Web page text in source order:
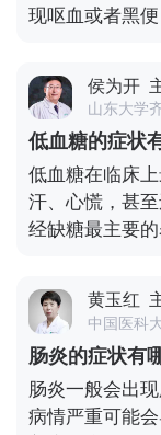
现呕血或者黑
是仅仅出现黑
血，超过400毫
状，如果达到
克。
侯为开
山东大学
低血糖的症状
低血糖在临床
汗、心慌，甚
经缺糖最主要
血糖比较严重
是昏迷，经常
智力低下、反应
黄玉红
中国医科
肠炎的症状有
肠炎一般会出
病情严重可能